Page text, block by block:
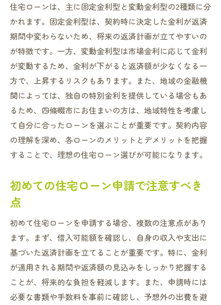
環境保護と住宅ローンの関係
地元のエコフレンドリーローンを探る
四條畷市でのエコ住宅のメリット
自然と共生する暮らしの実現方法
金利比較で賢く選ぶ四條畷市の住宅ローン
固定金利と変動金利の違い
金利動向を見極めるポイント
四條畷市のローン金利特例を活用
金利交渉で得られる優位性
四條畷市の特定金融機関の金利特徴
四條畷市の地域特性を深く理解する
地元の資産価値を見極めるコツ
地域密着型ローンの利点
公共施設と住宅ローンの関係
四條畷市の不動産市場動向を分析
住宅ローンは、主に固定金利型と変動金利型の2種類に分
かれます。固定金利型は、契約時に決定した金利が返済
期間中変わらないため、将来の返済計画が立てやすいの
が特徴です。一方、変動金利型は市場金利に応じて金利
が変動するため、金利が下がると返済額が少なくなる一
方で、上昇するリスクもあります。また、地域の金融機
関によっては、独自の特別金利を提供している場合もあ
るため、四條畷市にお住まいの方は、地域特性を考慮し
て自分に合ったローンを選ぶことが重要です。契約内容
の理解を深め、各ローンのメリットとデメリットを把握
することで、理想の住宅ローン選びが可能になります。
初めての住宅ローン申請で注意すべき
点
初めて住宅ローンを申請する場合、複数の注意点があり
ます。まず、借入可能額を確認し、自身の収入や支出に
基づいた返済計画を立てることが重要です。特に、金利
が適用される期間や返済額の見込みをしっかり把握する
ことが、将来的な負担を軽減します。また、申請時には
必要な書類や手数料を事前に確認し、予想外の出費を避